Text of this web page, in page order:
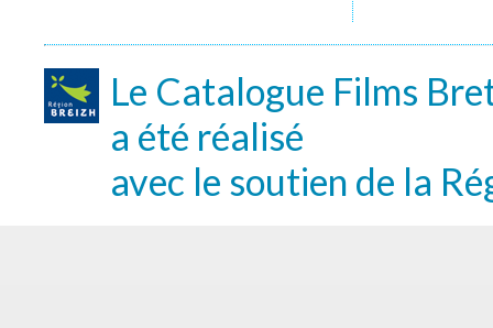
Le Catalogue Films
a été réalisé
avec le soutien de la